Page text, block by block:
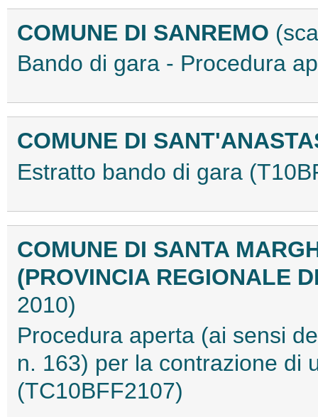
COMUNE DI SANREMO
Bando di gara - Procedura
COMUNE DI
Estratto bando di gara
COMUNE DI SANTA
(PROVINCIA REGIONALE
2010)
Procedura aperta (ai sensi
n. 163) per la contrazione di
(TC10BFF2107)